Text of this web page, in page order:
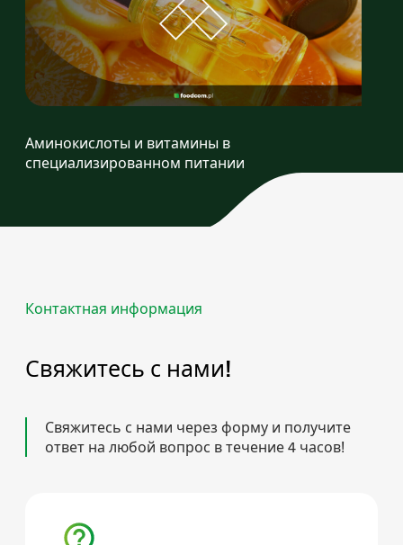
Аминокислоты и витамины в
специализированном питании
Контактная информация
Свяжитесь с нами!
Свяжитесь с нами через форму и получите
ответ на любой вопрос в течение 4 часов!